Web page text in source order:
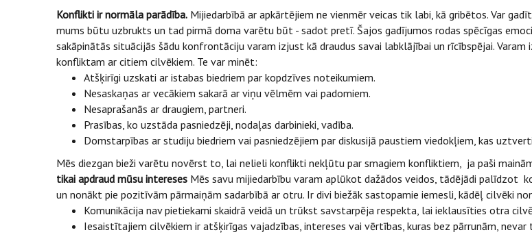
Konflikti ir normāla parādība. Mijiedarbībā ar apkārtējiem ne vienmēr veicas tik labi, kā gribētos. Var
mums būtu uzbrukts un tad pirmā doma varētu būt - sadot pretī. Šajos gadījumos rodas spēcīgas
sakāpinātās situācijās šādu konfrontāciju varam izjust kā draudus savai labklājībai un rīcībspējai.
konfliktam ar citiem cilvēkiem. Te var minēt:
Atšķirīgi uzskati ar istabas biedriem par kopdzīves noteikumiem.
Nesaskaņas ar vecākiem sakarā ar viņu vēlmēm vai padomiem.
Nesaprašanās ar draugiem, partneri.
Prasības, ko uzstāda pasniedzēji, nodaļas darbinieki, vadība.
Domstarpības ar studiju biedriem vai pasniedzējiem par diskusijā paustiem viedokļiem, kas uztverti
Mēs diezgan bieži varētu novērst to, lai nelieli konflikti nekļūtu par smagiem konfliktiem, ja paši
tikai apdraud mūsu intereses Mēs savu mijiedarbību varam aplūkot dažādos veidos, tādējādi palīdzot
un nonākt pie pozitīvām pārmaiņām sadarbībā ar otru. Ir divi biežāk sastopamie iemesli, kādēļ cilvēki
Komunikācija nav pietiekami skaidrā veidā un trūkst savstarpēja respekta, lai ieklausīties otra
Iesaistītajiem cilvēkiem ir atšķirīgas vajadzības, intereses vai vērtības, kuras bez pārrunām,